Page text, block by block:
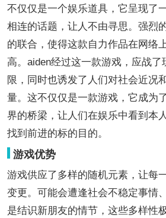
不仅仅是一个娱乐道具，它呈现了
相连的话题，让人不由寻思。强烈
的联合，使得这款自力作品在网络
高。aiden经过这一款游戏，应战了
限，同时也诱发了人们对社会近况
量。这不仅仅是一款游戏，它成为
界的桥梁，让人们在娱乐中看到本
找到前进的标的目的。
游戏优势
游戏供应了多样的随机元素，让每
变更。可能会遭逢社会不稳定事情
是结识新朋友的情节，这些多样性